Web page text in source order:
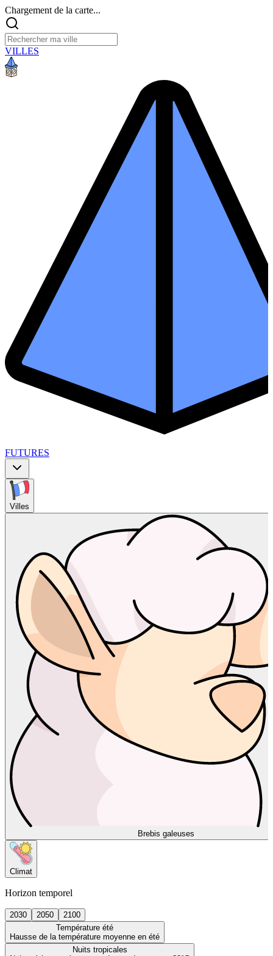
Chargement de la carte...
VILLES
FUTURES
Villes
Brebis galeuses
Climat
Horizon temporel
2030 2050
2100
Température été
Hausse de la température moyenne en été
Nuits tropicales